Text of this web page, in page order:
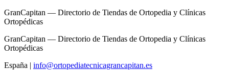
GranCapitan — Directorio de Tiendas de Ortopedia y Clínicas
Ortopédicas
GranCapitan — Directorio de Tiendas de Ortopedia y Clínicas
Ortopédicas
España | info@ortopediatecnicagrancapitan.es